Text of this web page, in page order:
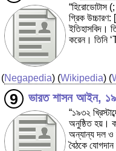
গ্রিক
ইতিহাসবিদ।
করেন। তিনি
(Negapedia) (Wikipedia) (
ভারত শাসন আইন,
“১৯৩২
অনুষ্ঠিত হয়।
অন্যান্য দল ও
বৈঠকে